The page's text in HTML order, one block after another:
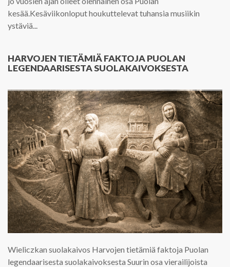
kesää.Kesäviikonloput houkuttelevat tuhansia musiikin
ystäviä...
HARVOJEN TIETÄMIÄ FAKTOJA PUOLAN
LEGENDAARISESTA SUOLAKAIVOKSESTA
Wieliczkan suolakaivos Harvojen tietämiä faktoja Puolan
legendaarisesta suolakaivoksesta Suurin osa vierailijoista